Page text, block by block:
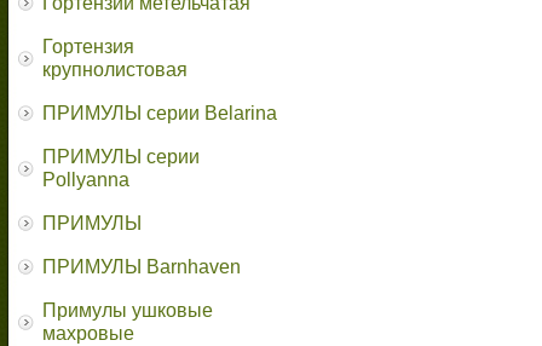
Гортензия
крупнолистовая
ПРИМУЛЫ серии Belarina
ПРИМУЛЫ серии
Pollyanna
ПРИМУЛЫ
ПРИМУЛЫ Barnhaven
Примулы ушковые
махровые